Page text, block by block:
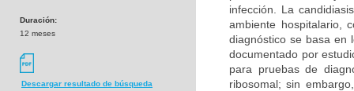
Duración:
12 meses
Descargar resultado de búsqueda
infección. La
ambiente hospitalario,
diagnóstico se basa en
documentado por
para pruebas de
ribosomal; sin